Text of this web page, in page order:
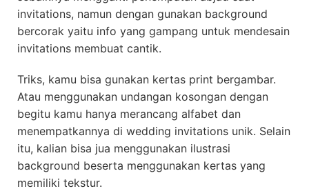
invitations, namun dengan gunakan background
bercorak yaitu info yang gampang untuk mendesain
invitations membuat cantik.
Triks, kamu bisa gunakan kertas print bergambar.
Atau menggunakan undangan kosongan dengan
begitu kamu hanya merancang alfabet dan
menempatkannya di wedding invitations unik. Selain
itu, kalian bisa jua menggunakan ilustrasi
background beserta menggunakan kertas yang
memiliki tekstur.